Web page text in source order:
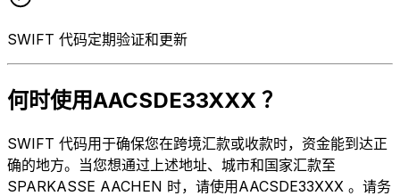
SWIFT 代码定期验证和更新
何时使用AACSDE33XXX ？
SWIFT 代码用于确保您在跨境汇款或收款时，资金能到达正
确的地方。当您想通过上述地址、城市和国家汇款至
SPARKASSE AACHEN 时，请使用AACSDE33XXX 。请务